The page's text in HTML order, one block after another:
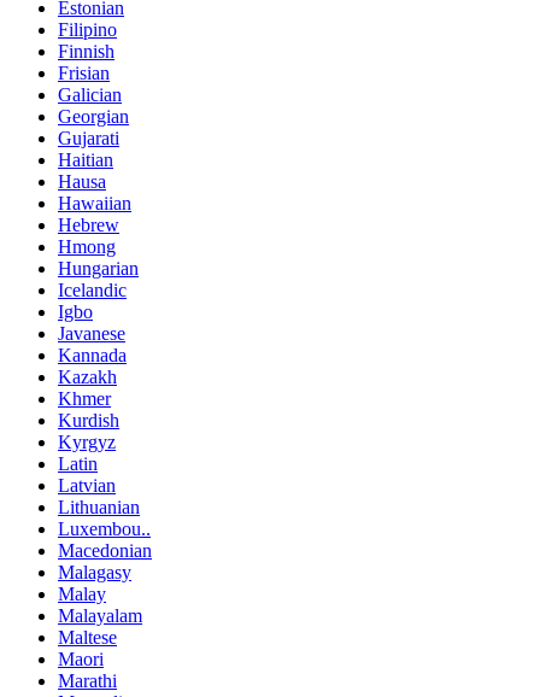
Estonian
Filipino
Finnish
Frisian
Galician
Georgian
Gujarati
Haitian
Hausa
Hawaiian
Hebrew
Hmong
Hungarian
Icelandic
Igbo
Javanese
Kannada
Kazakh
Khmer
Kurdish
Kyrgyz
Latin
Latvian
Lithuanian
Luxembou..
Macedonian
Malagasy
Malay
Malayalam
Maltese
Maori
Marathi